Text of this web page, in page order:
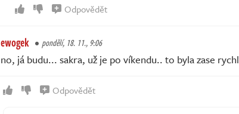
Odpovědět
ewogek pondělí, 18. 11., 9:06
no, já budu... sakra, už je po víkendu.. to byla zase
Odpovědět